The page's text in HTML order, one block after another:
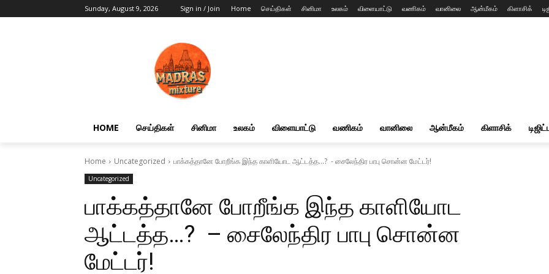
Sunday, August 9, 2026 Sign in / Join Home செய்திகள் சினிமா உலகம் விளையாட்டு வணிகம் வானிலை ஆன்மீகம் கிளாசிக்
HOME செய்திகள் சினிமா உலகம் விளையாட்டு வணிகம் வானிலை ஆன்மீகம் கிளாசிக்
Home Uncategorized பாக்கத்தானே போறீங்க இந்த காளியோட ஆட்டத்த...? - சைலேந்திர பாபு சொன்ன மேட்டர்!
Uncategorized
பாக்கத்தானே போறீங்க இந்த காளியோட
ஆட்டத்த…? – சைலேந்திர பாபு சொன்ன
மேட்டர்!